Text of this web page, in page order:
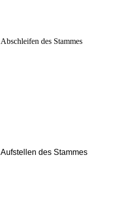
Abschleifen des Stammes
Aufstellen des Stammes